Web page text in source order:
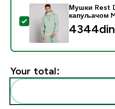
Select this product -
Мушки Rest
капуљачом
4344din‎
Your total: